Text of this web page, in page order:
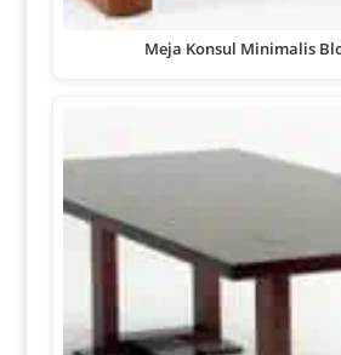
Meja Konsul Minimalis